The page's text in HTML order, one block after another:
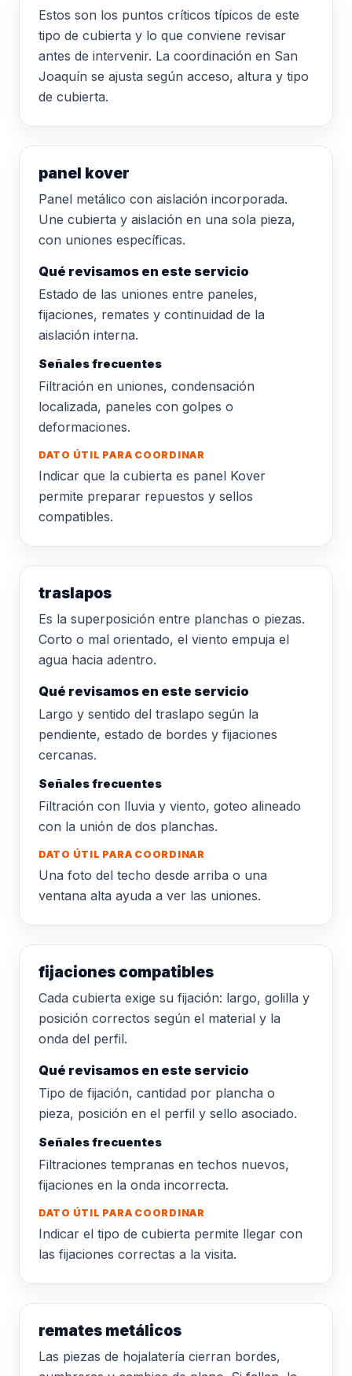
Estos son los puntos críticos típicos de este
tipo de cubierta y lo que conviene revisar
antes de intervenir. La coordinación en San
Joaquín se ajusta según acceso, altura y tipo
de cubierta.
panel kover
Panel metálico con aislación incorporada.
Une cubierta y aislación en una sola pieza,
con uniones específicas.
Qué revisamos en este servicio
Estado de las uniones entre paneles,
fijaciones, remates y continuidad de la
aislación interna.
Señales frecuentes
Filtración en uniones, condensación
localizada, paneles con golpes o
deformaciones.
DATO ÚTIL PARA COORDINAR
Indicar que la cubierta es panel Kover
permite preparar repuestos y sellos
compatibles.
traslapos
Es la superposición entre planchas o piezas.
Corto o mal orientado, el viento empuja el
agua hacia adentro.
Qué revisamos en este servicio
Largo y sentido del traslapo según la
pendiente, estado de bordes y fijaciones
cercanas.
Señales frecuentes
Filtración con lluvia y viento, goteo alineado
con la unión de dos planchas.
DATO ÚTIL PARA COORDINAR
Una foto del techo desde arriba o una
ventana alta ayuda a ver las uniones.
fijaciones compatibles
Cada cubierta exige su fijación: largo, golilla y
posición correctos según el material y la
onda del perfil.
Qué revisamos en este servicio
Tipo de fijación, cantidad por plancha o
pieza, posición en el perfil y sello asociado.
Señales frecuentes
Filtraciones tempranas en techos nuevos,
fijaciones en la onda incorrecta.
DATO ÚTIL PARA COORDINAR
Indicar el tipo de cubierta permite llegar con
las fijaciones correctas a la visita.
remates metálicos
Las piezas de hojalatería cierran bordes,